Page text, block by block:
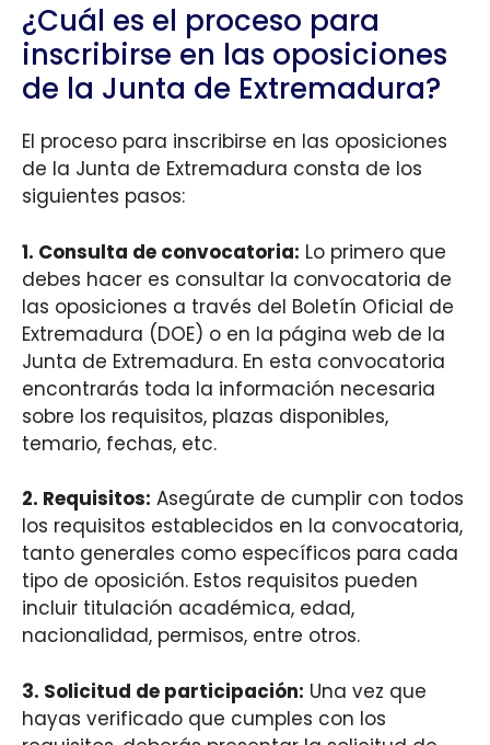
¿Cuál es el proceso para
inscribirse en las oposiciones
de la Junta de Extremadura?
El proceso para inscribirse en las oposiciones
de la Junta de Extremadura consta de los
siguientes pasos:
1. Consulta de convocatoria: Lo primero que
debes hacer es consultar la convocatoria de
las oposiciones a través del Boletín Oficial de
Extremadura (DOE) o en la página web de la
Junta de Extremadura. En esta convocatoria
encontrarás toda la información necesaria
sobre los requisitos, plazas disponibles,
temario, fechas, etc.
2. Requisitos: Asegúrate de cumplir con todos
los requisitos establecidos en la convocatoria,
tanto generales como específicos para cada
tipo de oposición. Estos requisitos pueden
incluir titulación académica, edad,
nacionalidad, permisos, entre otros.
3. Solicitud de participación: Una vez que
hayas verificado que cumples con los